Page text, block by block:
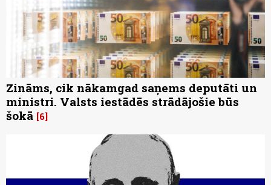
Zināms, cik nākamgad saņems deputāti un
ministri. Valsts iestādēs strādājošie būs
šokā 6